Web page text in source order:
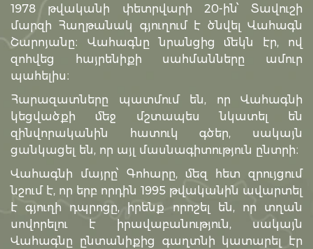
1978 թվականի փետրվարի 20-ին՝ Տավուշի
մարզի Հաղթանակ գյուղում է ծնվել Վահագն
Շարոյանը։ Վահագնը նրանցից մեկն էր, ով
զոհվեց հայրենիքի սահմանները ամուր
պահելիս։
Հարազատները պատմում են, որ Վահագնի
կեցվածքի մեջ մշտապես նկատել են
զինվորականին հատուկ գծեր, սակայն
ցանկացել են, որ այլ մասնագիտություն ընտրի։
Վահագնի մայրը՝ Գոհարը, մեզ հետ զրույցում
նշում է, որ երբ որդին 1995 թվականին ավարտել
է գյուղի դպրոցը, իրենք որոշել են, որ տղան
սովորելու է իրավաբանություն, սակայն
Վահագնը ընտանիքից գաղտնի կատարել էր